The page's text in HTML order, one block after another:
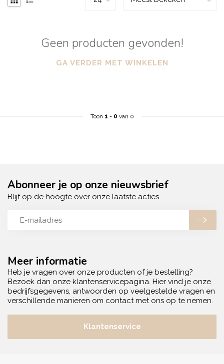
Geen producten gevonden!
GA VERDER MET WINKELEN
Toon 1 - 0 van 0
Meer informatie
Heb je vragen over onze producten of je bestelling?
Bezoek dan onze klantenservicepagina. Hier vind je onze
bedrijfsgegevens, antwoorden op veelgestelde vragen en
verschillende manieren om contact met ons op te nemen.
Klantenservice
Abonneer je op onze nieuwsbrief
Blijf op de hoogte over onze laatste acties